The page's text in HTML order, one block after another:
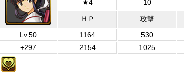
★4 10
ＨＰ 攻撃
Lv.50
1164 530
+297
2154 1025